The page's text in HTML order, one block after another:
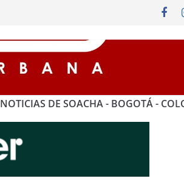
NOTICIAS DE SOACHA - BOGOTÁ -